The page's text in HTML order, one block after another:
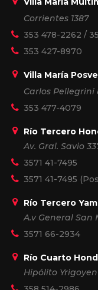
Corrientes 1387
353 478-2262 /
353 427-8970
Villa María
Carlos Pellegrini
353 477-4079
Río Tercero
Av. Gral. Savio
3571 41-7495
3571 41-7495
Río Tercero
A.v General San
3571 66-2934
Río Cuarto
Hipólito